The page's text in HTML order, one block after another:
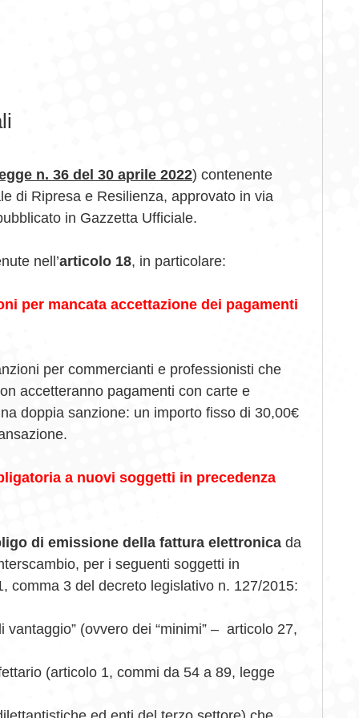
n. 36 del 30 aprile 2022) contenente
di Ripresa e Resilienza, approvato in via
in Gazzetta Ufficiale.
nell’articolo 18, in particolare:
per mancata accettazione dei pagamenti
per commercianti e professionisti che
accetteranno pagamenti con carte e
doppia sanzione: un importo fisso di 30,00€
a nuovi soggetti in precedenza
di emissione della fattura elettronica da
per i seguenti soggetti in
comma 3 del decreto legislativo n. 127/2015:
(ovvero dei “minimi” – articolo 27,
(articolo 1, commi da 54 a 89, legge